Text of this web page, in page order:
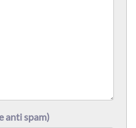
anti spam)